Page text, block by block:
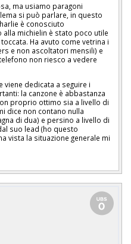
ma usiamo paragoni
si può parlare, in questo
è conosciuto
michielin è stato poco utile
Ha avuto come vetrina i
e non ascoltatori mensili) e
non riesco a vedere
viene dedicata a seguire i
la canzone è abbastanza
proprio ottimo sia a livello di
dice non contano nulla
di dua) e persino a livello di
suo lead (ho questo
vista la situazione generale mi